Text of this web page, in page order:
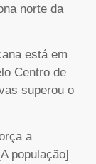
norte da
está em
Centro de
superou o
a
população]